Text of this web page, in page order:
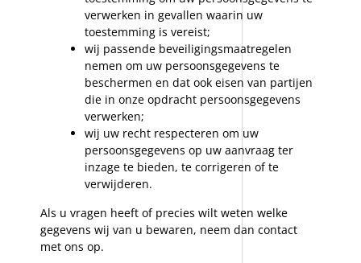
verwerken in gevallen waarin uw
toestemming is vereist;
wij passende beveiligingsmaatregelen
nemen om uw persoonsgegevens te
beschermen en dat ook eisen van partijen
die in onze opdracht persoonsgegevens
verwerken;
wij uw recht respecteren om uw
persoonsgegevens op uw aanvraag ter
inzage te bieden, te corrigeren of te
verwijderen.
Als u vragen heeft of precies wilt weten welke
gegevens wij van u bewaren, neem dan contact
met ons op.